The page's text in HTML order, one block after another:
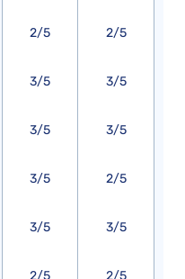
2/5
3/5
3/5
3/5
3/5
2/5
2/5
3/5
3/5
2/5
3/5
2/5